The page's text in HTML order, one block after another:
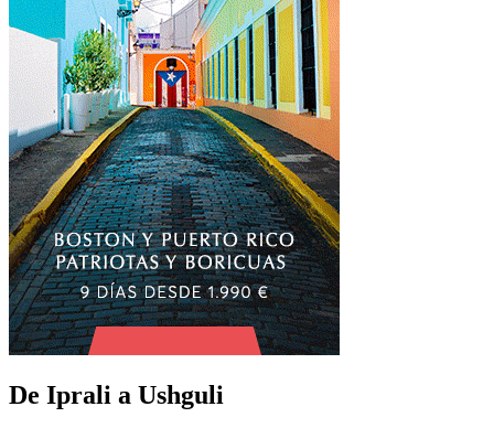
De Iprali a Ushguli